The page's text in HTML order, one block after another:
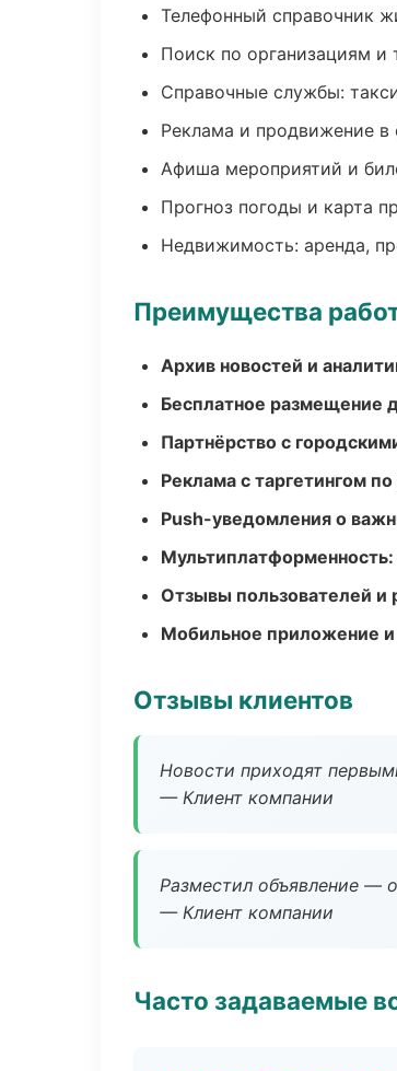
Телефонный справочник
Поиск по организациям и
Справочные службы:
Реклама и продвижение в
Афиша мероприятий и
Прогноз погоды и карта
Недвижимость: аренда,
Преимущества
Архив новостей и
Бесплатное размещение
Партнёрство с
Реклама с таргетингом
Push-уведомления о
Мультиплатформенность:
Отзывы пользователей и
Мобильное приложение
Отзывы клиентов
Новости приходят
— Клиент компании
Разместил объявление —
— Клиент компании
Часто задаваемые